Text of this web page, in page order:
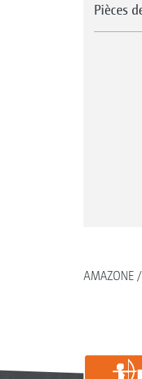
Pièces
AMAZONE